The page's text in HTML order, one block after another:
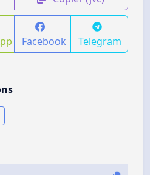
Facebook Telegram